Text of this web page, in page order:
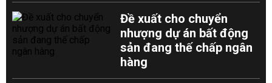
Đề xuất cho chuyển
nhượng dự án bất động
sản đang thế chấp ngân
hàng